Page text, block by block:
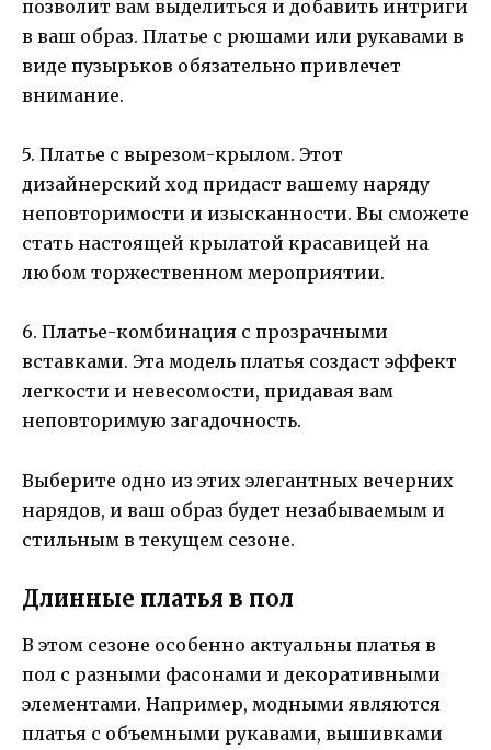
позволит вам выделиться и добавить интриги
в ваш образ. Платье с рюшами или рукавами в
виде пузырьков обязательно привлечет
внимание.
5. Платье с вырезом-крылом. Этот
дизайнерский ход придаст вашему наряду
неповторимости и изысканности. Вы сможете
стать настоящей крылатой красавицей на
любом торжественном мероприятии.
6. Платье-комбинация с прозрачными
вставками. Эта модель платья создаст эффект
легкости и невесомости, придавая вам
неповторимую загадочность.
Выберите одно из этих элегантных вечерних
нарядов, и ваш образ будет незабываемым и
стильным в текущем сезоне.
Длинные платья в пол
В этом сезоне особенно актуальны платья в
пол с разными фасонами и декоративными
элементами. Например, модными являются
платья с объемными рукавами, вышивками